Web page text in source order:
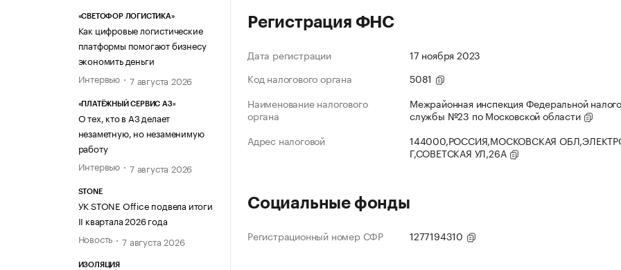
«СВЕТОФОР ЛОГИСТИКА»
Как цифровые логистические
платформы помогают бизнесу
экономить деньги
Интервью
7 августа 2026
«ПЛАТЁЖНЫЙ СЕРВИС А3»
О тех, кто в А3 делает
незаметную, но незаменимую
работу
Интервью
7 августа 2026
STONE
УК STONE Office подвела итоги
II квартала 2026 года
Новость
7 августа 2026
ИЗОЛЯЦИЯ
Регистрация ФНС
Дата регистрации
17 ноября 2023
Код налогового органа
5081
Наименование налогового
органа
Межрайонная инспекция Федеральной
службы №23 по Московской области
Адрес налоговой
144000,РОССИЯ,МОСКОВСКАЯ
Г,СОВЕТСКАЯ УЛ,26А
Социальные фонды
Регистрационный номер СФР 1277194310